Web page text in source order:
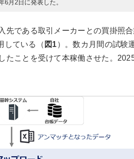
月2日に発表した。
である取引メーカーとの買掛照
している（ 図1）。数カ月間の試験
たことを受けて本稼働させた。